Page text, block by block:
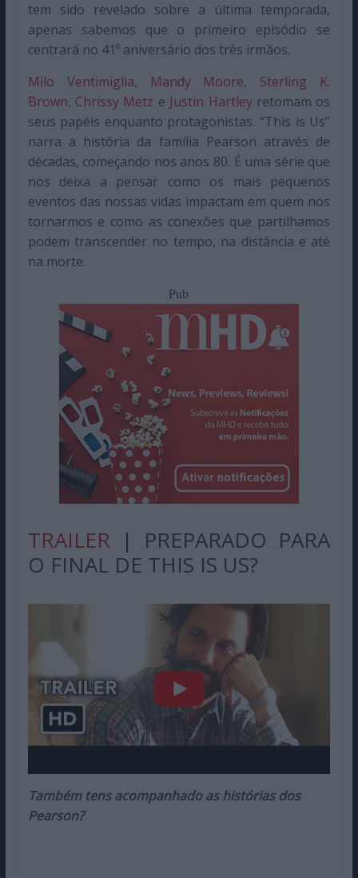
tem sido revelado sobre a última temporada,
apenas sabemos que o primeiro episódio se
centrará no 41º aniversário dos três irmãos.
Milo Ventimiglia, Mandy Moore, Sterling K.
Brown, Chrissy Metz e Justin Hartleyretomam os
seus papéis enquanto protagonistas. “This is Us”
narra a história da família Pearson através de
décadas, começando nos anos 80. É uma série que
nos deixa a pensar como os mais pequenos
eventos das nossas vidas impactam em quem nos
tornarmos e como as conexões que partilhamos
podem transcender no tempo, na distância e até
na morte.
Pub
TRAILER | PREPARADO PARA
O FINAL DE THIS IS US?
Também tens acompanhado as histórias dos
Pearson?